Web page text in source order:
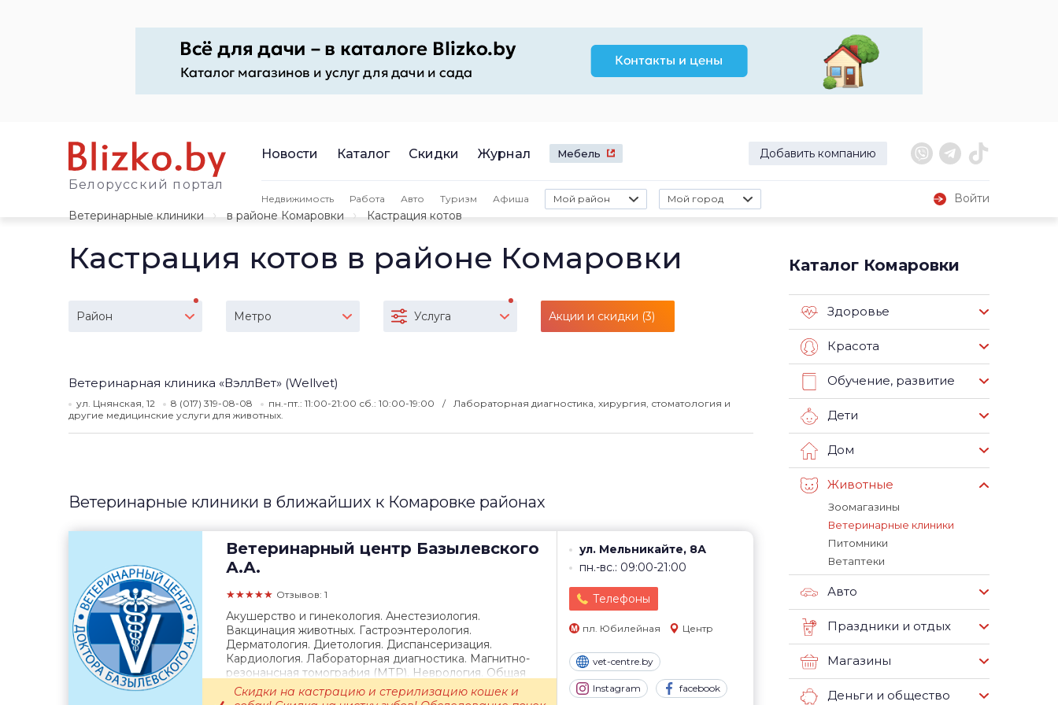
Белорусский портал
Новости Каталог Скидки Журнал Мебель Добавить компанию
Недвижимость Работа Авто Туризм Афиша Мой район Мой город
Войти
Ветеринарные клиники
в районе Комаровки Кастрация котов
Кастрация котов в районе Комаровки
Район Метро Услуга Акции и скидки (3)
Ветеринарная клиника «ВэллВет» (Wellvet)
ул. Цнянская, 12 8 (017) 319-08-08 пн.-пт.: 11:00-21:00 сб.: 10:00-19:00
Лабораторная диагностика, хирургия, стоматология и
другие медицинские услуги для животных.
Ветеринарные клиники в ближайших к Комаровке районах
Ветеринарный центр Базылевского
А.А.
★★★★★ Отзывов: 1
ул. Мельникайте, 8А
пн.-вс.: 09:00-21:00
Телефоны
пл. Юбилейная Центр
vet-centre.by
Instagram facebook
Акушерство и гинекология. Анестезиология.
Вакцинация животных. Гастроэнтерология.
Дерматология. Диетология. Диспансеризация.
Кардиология. Лабораторная диагностика. Магнитно-
резонансная томография (МТР). Неврология. Общая
терапия. Онкология. Ортопедия...
Скидки на кастрацию и стерилизацию кошек и
Каталог Комаровки
Здоровье
Красота
Обучение, развитие
Дети
Дом
Животные
Зоомагазины
Ветеринарные клиники
Питомники
Ветаптеки
Авто
Праздники и отдых
Магазины
Деньги и общество